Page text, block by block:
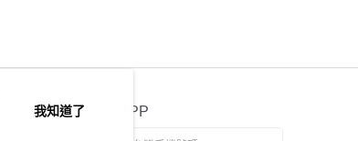
官方APP
我知道了